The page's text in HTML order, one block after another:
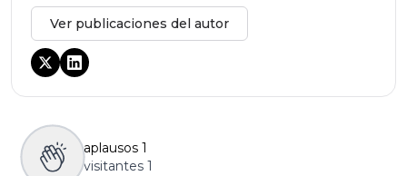
Ver publicaciones del autor
aplausos 1
visitantes 1